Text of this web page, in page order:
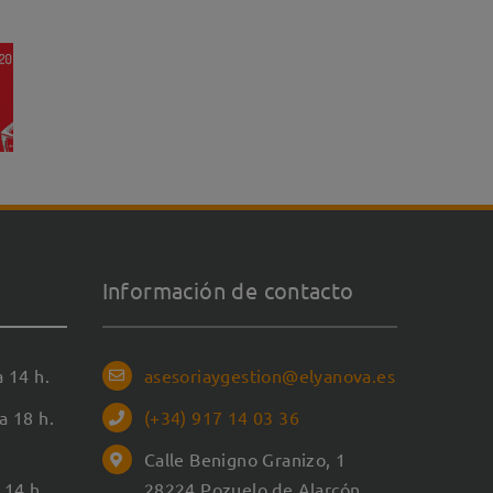
h.
18 h.
Información de contacto
asesoriaygestion@elyanova.es
(+34) 917 14 03 36
Calle Benigno Granizo, 1